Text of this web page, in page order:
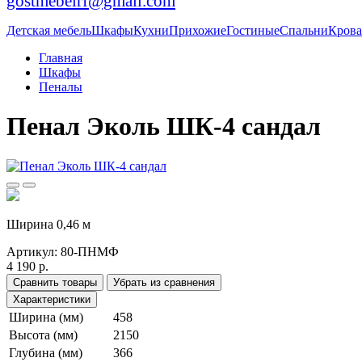
Детская мебельШкафыКухниПрихожиеГостиныеСпальни
Главная
Шкафы
Пеналы
Пенал Эколь ШК-4 сандал
Ширина 0,46 м
Артикул: 80-ПНМФ
4 190 р.
Сравнить товары
Убрать из сравнения
Характеристики
Ширина (мм)
458
Высота (мм)
2150
Глубина (мм)
366